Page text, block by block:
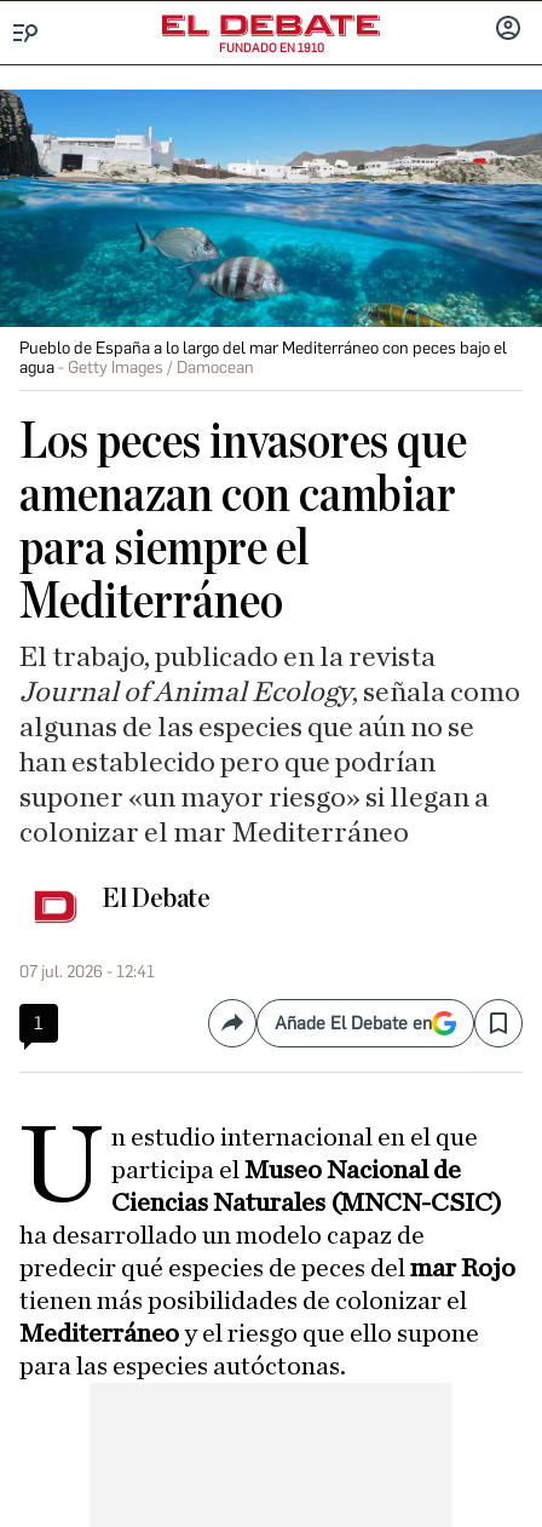
FUNDADO EN 1910
Pueblo de España a lo largo del mar Mediterráneo con peces bajo el
agua
Getty Images / Damocean
Los peces invasores que
amenazan con cambiar
para siempre el
Mediterráneo
El trabajo, publicado en la revista
Journal of Animal Ecology, señala como
algunas de las especies que aún no se
han establecido pero que podrían
suponer «un mayor riesgo» si llegan a
colonizar el mar Mediterráneo
El Debate
07 jul. 2026 - 12:41
1 CompartirAñade El Debate en Save
U n estudio internacional en el que
participa elMuseo Nacional de
Ciencias Naturales (MNCN-CSIC)
ha desarrollado un modelo capaz de
predecir qué especies de peces del mar Rojo
tienen más posibilidades de colonizar el
Mediterráneoy el riesgo que ello supone
para las especies autóctonas.